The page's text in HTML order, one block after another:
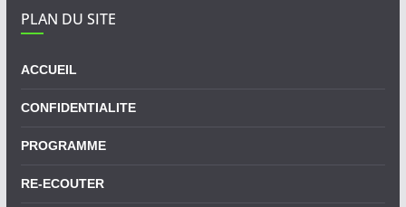
PLAN DU SITE
ACCUEIL
CONFIDENTIALITE
PROGRAMME
RE-ECOUTER